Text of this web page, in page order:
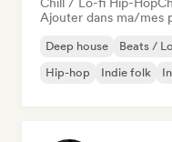
Ajouter dans ma/mes
Deep house Beats /
Hip-hop
Indie folk